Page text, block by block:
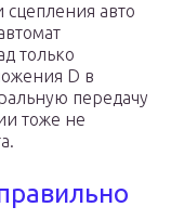
сцепления авто
только
D в
передачу
тоже не